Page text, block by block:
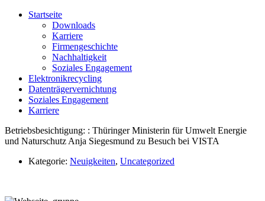
Startseite
Downloads
Karriere
Firmengeschichte
Nachhaltigkeit
Soziales Engagement
Elektronikrecycling
Datenträgervernichtung
Soziales Engagement
Karriere
Betriebsbesichtigung: : Thüringer Ministerin für Umwelt Energie
und Naturschutz Anja Siegesmund zu Besuch bei VISTA
Kategorie: Neuigkeiten, Uncategorized